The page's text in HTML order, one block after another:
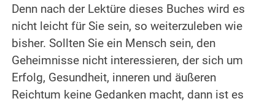
Denn nach der Lektüre dieses Buches wird es
nicht leicht für Sie sein, so weiterzuleben wie
bisher. Sollten Sie ein Mensch sein, den
Geheimnisse nicht interessieren, der sich um
Erfolg, Gesundheit, inneren und äußeren
Reichtum keine Gedanken macht, dann ist es